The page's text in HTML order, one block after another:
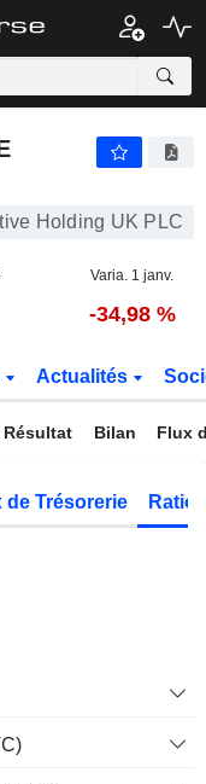
Holding UK PLC
Varia. 1 janv.
-34,98 %
Actualités
Résultat Bilan Flux
de Trésorerie